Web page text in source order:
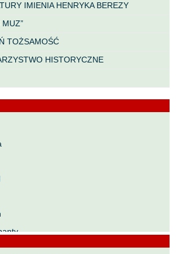
IMIENIA HENRYKA BEREZY
MUZ”
TOŻSAMOŚĆ
HISTORYCZNE